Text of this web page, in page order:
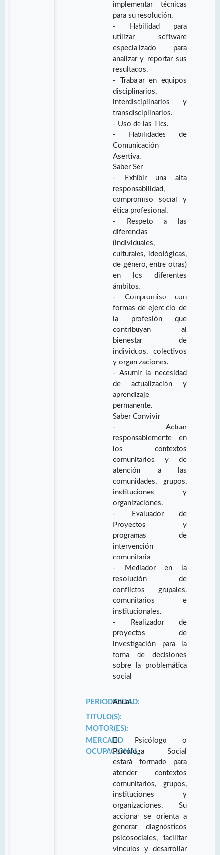
implementar técnicas
para su resolución.
- Habilidad para
utilizar software
especializado para
analizar y reportar sus
resultados.
- Trabajar en equipos
disciplinarios,
interdisciplinarios y
transdisciplinarios.
- Uso de las Tics.
- Habilidades de
Comunicación
Asertiva.
Saber Ser
- Exhibir una alta
responsabilidad,
compromiso social y
ética profesional.
- Respeto a las
diferencias
(individuales,
culturales, ideológicas,
de género, entre otras)
en los diferentes
ámbitos.
- Compromiso con
formas de ejercicio de
la profesión que
contribuyan al
bienestar de
individuos, colectivos
y organizaciones.
- Asumir la necesidad
de actualización y
aprendizaje
permanente.
Saber Convivir
- Actuar
responsablemente en
los contextos
comunitarios y de
atención a las
comunidades, grupos,
instituciones y
organizaciones.
- Evaluador de
Proyectos y
programas de
intervención
comunitaria.
- Mediador en la
resolución de
conflictos grupales,
comunitarios e
institucionales.
- Realizador de
proyectos de
investigación para la
toma de decisiones
sobre la problemática
social
PERIODICIDAD:
Anual.
TITULO(S):
MOTOR(ES):
MERCADO
OCUPACIONAL:
El Psicólogo o
Psicóloga Social
estará formado para
atender contextos
comunitarios, grupos,
instituciones y
organizaciones. Su
accionar se orienta a
generar diagnósticos
psicosociales, facilitar
vínculos y desarrollar